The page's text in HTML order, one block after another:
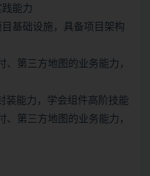
能力
基础设施，具备项目架构
第三方地图的业务能力，
装能力，学会组件高阶技能
第三方地图的业务能力，